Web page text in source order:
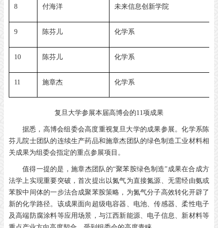
8 付海洋 未来信息创新学院
9 陈芬儿 化学系
10 陈芬儿 化学系
11 施章杰 化学系
复旦大学参展本届高博会的11项成果
据悉，高博会组委会高度重视复旦大学的成果参展。化学系陈
芬儿院士团队的连续生产药品和施章杰团队的绿色制造工业材料相
关成果为组委会指定的重点参展项目。
值得一提的是，施章杰团队的“聚苯胺绿色制造”成果在合成方
法学上实现重要突破，首次提出以氮气为直接氮源、无需经由氨或
苯胺中间体的一步法合成聚苯胺策略，为氮气分子高效转化开辟了
新的化学路径。该成果面向超级电容器、电池、传感器、柔性电子
及高端防腐涂料等应用场景，与江西新能源、电子信息、新材料等